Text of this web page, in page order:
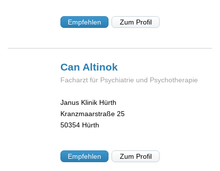
Empfehlen Zum Profil
Can Altinok
Facharzt für Psychiatrie und Psychotherapie
Janus Klinik Hürth
Kranzmaarstraße 25
50354 Hürth
Empfehlen Zum Profil